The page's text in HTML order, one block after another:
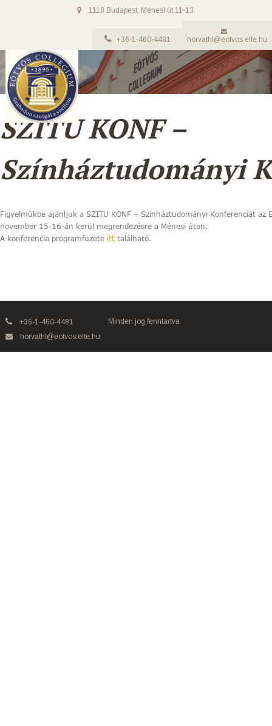
1118 Budapest, Ménesi út 11-13.
+36-1-460-4481 horvathl@eotvos.elte.hu
SZITU KONF –
Színháztudományi
Figyelmükbe ajánljuk a SZITU KONF – Színháztudományi Konferenciát az
november 15-16-án kerül megrendezésre a Ménesi úton.
A konferencia programfüzete itt található.
+36-1-460-4481
horvathl@eotvos.elte.hu
Minden jog fenntartva